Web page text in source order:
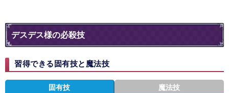
デスデス様の必殺技
習得できる固有技と魔法技
固有技 魔法技